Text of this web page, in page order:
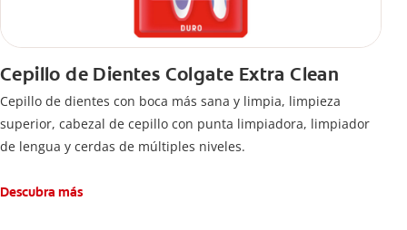
Cepillo de Dientes Colgate Extra Clean
Cepillo de dientes con boca más sana y limpia, limpieza
superior, cabezal de cepillo con punta limpiadora, limpiador
de lengua y cerdas de múltiples niveles.
Descubra más